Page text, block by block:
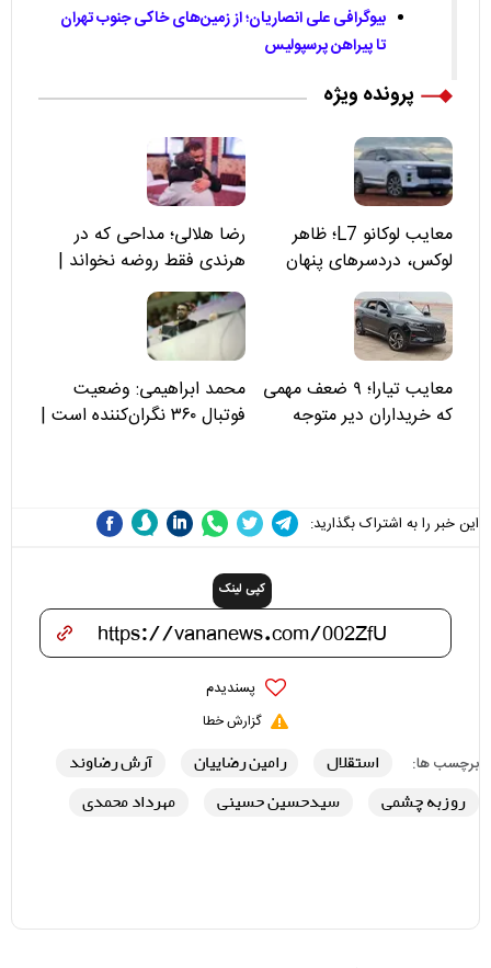
بیوگرافی علی انصاریان؛ از زمین‌های خاکی جنوب تهران
تا پیراهن پرسپولیس
پرونده ویژه
معایب لوکانو L7؛ ظاهر
لوکس، دردسرهای پنهان
رضا هلالی؛ مداحی که در
هرندی فقط روضه نخواند |
مسئولان «تکیه‌گاه آقا مرتضی
علی(ع)» را جدی‌تر ببینند
معایب تیارا؛ ۹ ضعف مهمی
که خریداران دیر متوجه
محمد ابراهیمی: وضعیت
فوتبال ۳۶۰ نگران‌کننده است |
این خبر را به اشتراک بگذارید:
کپی لینک
پسندیدم
گزارش خطا
برچسب ها: استقلال رامین رضاییان
آرش رضاوند
روزبه چشمی
سیدحسین حسینی مهرداد محمدی